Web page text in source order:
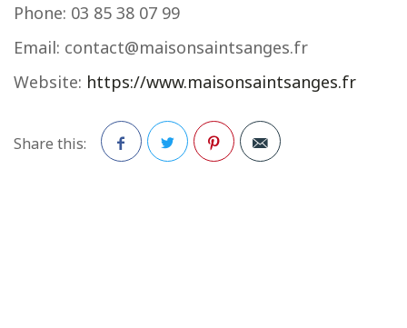
Phone: 03 85 38 07 99
Email: contact@maisonsaintsanges.fr
Website: https://www.maisonsaintsanges.fr
Share this: